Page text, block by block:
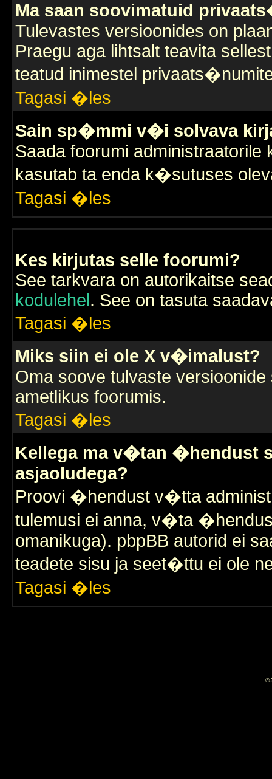
Ma saan soovimatuid
Tulevastes versioonides on
Praegu aga lihtsalt teavita
teatud inimestel
Tagasi �les
Sain sp�mmi v�i solvava
Saada foorumi
kasutab ta enda k�sutuses
Tagasi �les
Kes kirjutas selle foorumi?
See tarkvara on autorikaitse
kodulehel. See on tasuta
Tagasi �les
Miks siin ei ole X v�imalust?
Oma soove tulvaste
ametlikus foorumis.
Tagasi �les
Kellega ma v�tan �hendust
asjaoludega?
Proovi �hendust v�tta
tulemusi ei anna, v�ta
omanikuga). pbpBB autorid ei
teadete sisu ja seet�ttu ei ole
Tagasi �les
©